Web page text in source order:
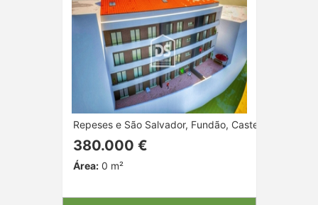
Repeses e São Salvador, Fundão, Castelo Branco
380.000 €
Área:0 m²